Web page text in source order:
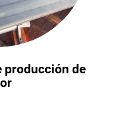
producción de